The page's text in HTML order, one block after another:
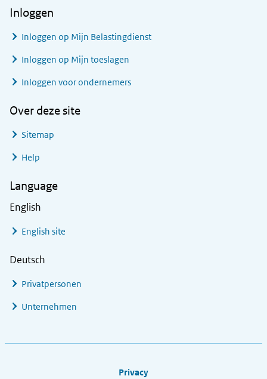
Inloggen
Inloggen op Mijn Belastingdienst
Inloggen op Mijn toeslagen
Inloggen voor ondernemers
Over deze site
Sitemap
Help
Language
English
English site
Deutsch
Privatpersonen
Unternehmen
Privacy